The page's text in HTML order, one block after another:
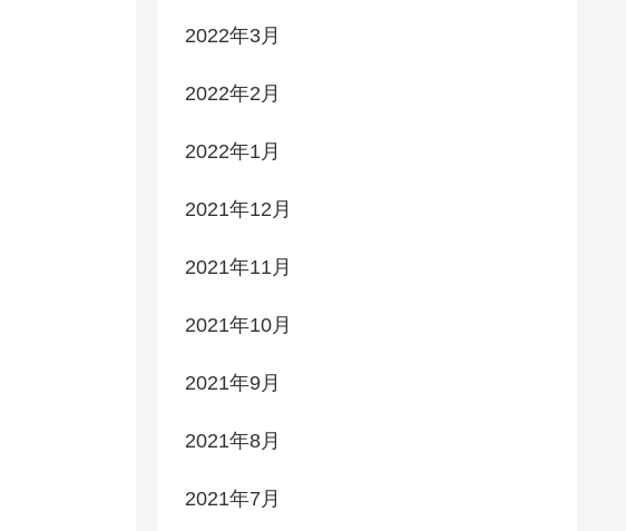
2022年3月
2022年2月
2022年1月
2021年12月
2021年11月
2021年10月
2021年9月
2021年8月
2021年7月